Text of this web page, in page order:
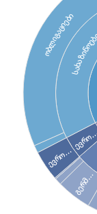
გერმ…
ევრო…
ობლიგაციები